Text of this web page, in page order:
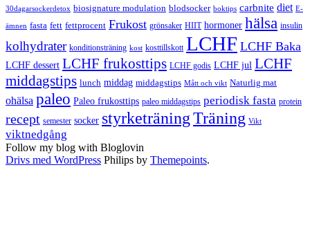
30dagarsockerdetox biosignature modulation blodsocker boktips carbnite diet E-
ämnen fasta fett fettprocent Frukost grönsaker HIIT hormoner hälsa insulin
kolhydrater konditionsträning kost kosttillskott LCHF LCHF Baka
LCHF dessert LCHF frukosttips LCHF godis LCHF jul LCHF
middagstips lunch middag middagstips Mått och vikt Naturlig mat
ohälsa paleo Paleo frukosttips paleo middagstips periodisk fasta protein
recept semester socker styrketräningTräning Vikt
viktnedgång
Follow my blog with Bloglovin
Drivs med WordPress Philips by Themepoints.